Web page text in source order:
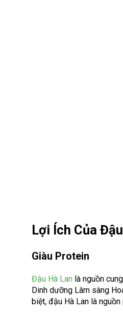
Lợi Ích Của
Giàu Protein
Đậu Hà Lan là nguồn
Dinh dưỡng Lâm sàng
biệt, đậu Hà Lan là